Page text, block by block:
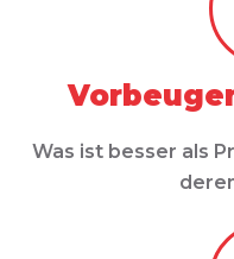
Was ist besser als